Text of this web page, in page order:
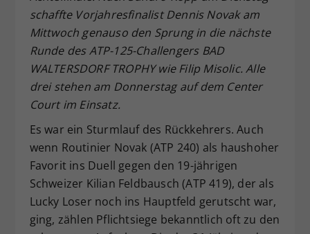
schaffte Vorjahresfinalist Dennis Novak am
Mittwoch genauso den Sprung in die nächste
Runde des ATP-125-Challengers BAD
WALTERSDORF TROPHY wie Filip Misolic. Alle
drei stehen am Donnerstag auf dem Center
Court im Einsatz.
Es war ein Sturmlauf des Rückkehrers. Auch
wenn Routinier Novak (ATP 240) als haushoher
Favorit ins Duell gegen den 19-jährigen
Schweizer Kilian Feldbausch (ATP 419), der als
Lucky Loser noch ins Hauptfeld gerutscht war,
ging, zählen Pflichtsiege bekanntlich oft zu den
Zweck
Dieser Wert speichert Ihre Consent-
Einstellungen. Unter anderem eine
zufällig generierte ID, für die
historische Speicherung Ihrer
vorgenommen Einstellungen, falls der
Webseiten-Betreiber dies eingestellt
hat.